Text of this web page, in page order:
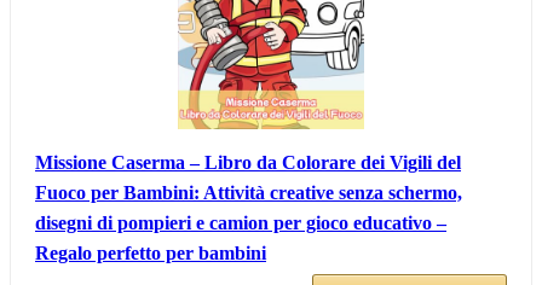
Missione Caserma – Libro da Colorare dei Vigili del
Fuoco per Bambini: Attività creative senza schermo,
disegni di pompieri e camion per gioco educativo –
Regalo perfetto per bambini